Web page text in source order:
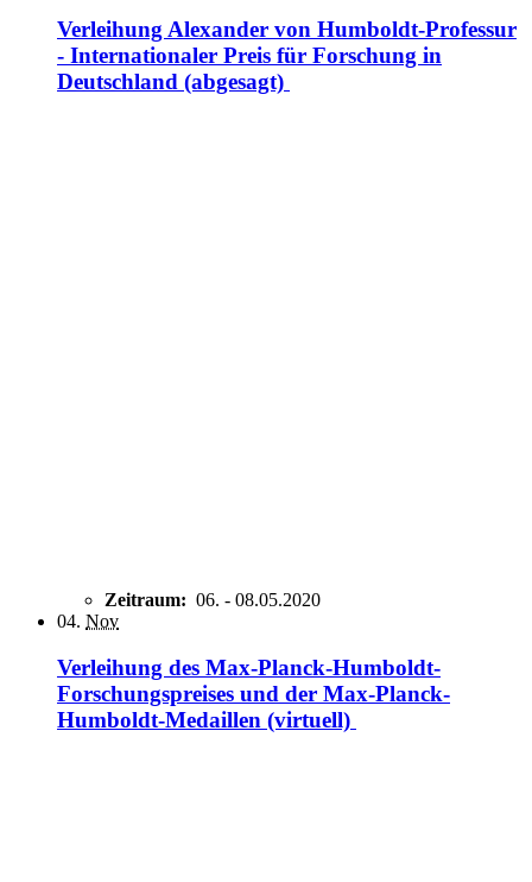
Verleihung Alexander von Humboldt-Professur
- Internationaler Preis für Forschung in
Deutschland (abgesagt)
Zeitraum: 06. - 08.05.2020
04. Nov
Verleihung des Max-Planck-Humboldt-
Forschungspreises und der Max-Planck-
Humboldt-Medaillen (virtuell)